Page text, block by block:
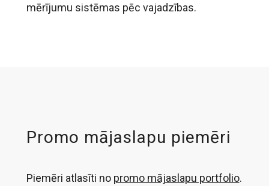
mērījumu sistēmas pēc vajadzības.
Promo mājaslapu piemēri
Piemēri atlasīti no promo mājaslapu portfolio.